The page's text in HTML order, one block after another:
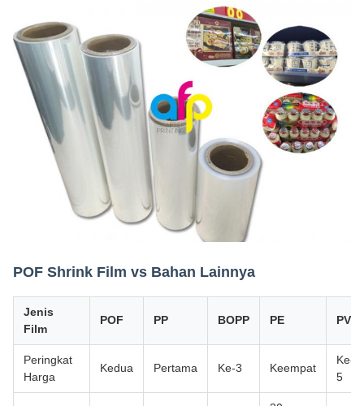
POF Shrink Film vs Bahan Lainnya
Jenis
Film
POF PP BOPP PE PVC
Peringkat
Harga
Kedua Pertama Ke-3 Keempat
Ke-
5